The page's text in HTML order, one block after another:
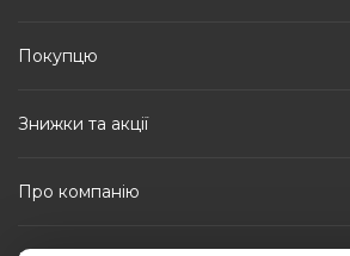
Покупцю
Знижки та акції
Про компанію